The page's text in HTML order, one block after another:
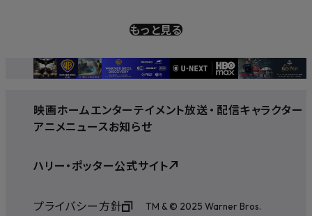
もっと見る
映画ホームエンターテイメント放送・ 配信キャラクター
アニメニュースお知らせ
ハリー・ポッター公式サイト
プライバシー方針
TM & © 2025 Warner Bros.